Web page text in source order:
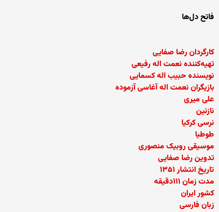
فاتح دل‌ها
کارگردان رضا صفایی
تهیه‌کننده نعمت اله رفیعی
نویسنده حبیب اله کسمایی
بازیگران نعمت اله آغاسی آزموده
علی میری
نازنین
نرسی کرکیا
طوطیا
موسیقی روبیک منصوری
تدوین رضا صفایی
تاریخ انتشار ۱۳۵۱
مدت زمان ۱۱۱دقیقه
کشور ایران
زبان فارسی